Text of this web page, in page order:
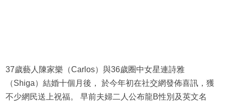
37歲藝人陳家樂（Carlos）與36歲圈中女星連詩雅
（Shiga）結婚十個月後， 於今年初在社交網發佈喜訊，獲
不少網民送上祝福。 早前夫婦二人公布龍B性別及英文名